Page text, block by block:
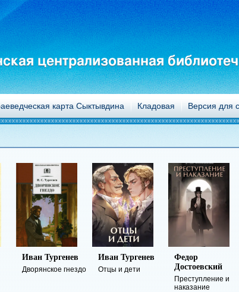
централизованная
карта Сыктывдина Кладовая Версия для
Иван Тургенев
Отцы и дети
Федор
Достоевский
Михаил
Лермонтов
Герой нашего
времени